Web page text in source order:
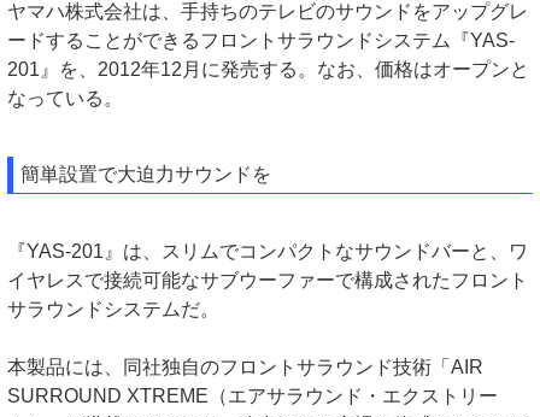
ヤマハ株式会社は、手持ちのテレビのサウンドをアップグレ
ードすることができるフロントサラウンドシステム『YAS-
201』を、2012年12月に発売する。なお、価格はオープンと
なっている。
簡単設置で大迫力サウンドを
『YAS-201』は、スリムでコンパクトなサウンドバーと、ワ
イヤレスで接続可能なサブウーファーで構成されたフロント
サラウンドシステムだ。
本製品には、同社独自のフロントサラウンド技術「AIR
SURROUND XTREME（エアサラウンド・エクストリー